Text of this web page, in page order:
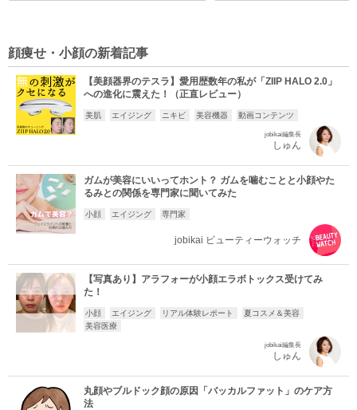
顔痩せ・小顔の新着記事
【美顔器界のテスラ】愛用歴数年の私が「ZIIP HALO 2.0」
への進化に震えた！（正直レビュー）
美肌 エイジング ニキビ 美容機器 動画コンテンツ
jobikai編集長
しゅん
ガムが美容にいいってホント？ ガムを噛むことと小顔やた
るみとの関係を専門家に聞いてみた
小顔 エイジング 専門家
jobikai ビューティーウォッチ
【写真あり】アラフォーが小顔エラボトックス受けてみ
た！
小顔 エイジング リアル体験レポート
夏コスメ＆美容
美容医療
jobikai編集長
しゅん
丸顔やブルドック顔の原因「バッカルファット」のケア方
法